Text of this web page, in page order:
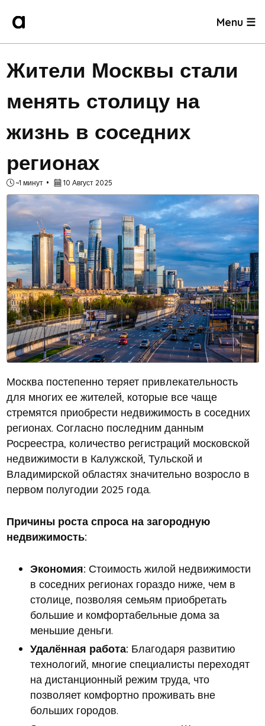
Menu ☰
Жители Москвы стали
менять столицу на
жизнь в соседних
регионах
~1 минут 10 Август 2025
Москва постепенно теряет привлекательность
для многих ее жителей, которые все чаще
стремятся приобрести недвижимость в соседних
регионах. Согласно последним данным
Росреестра, количество регистраций московской
недвижимости в Калужской, Тульской и
Владимирской областях значительно возросло в
первом полугодии 2025 года.
Причины роста спроса на загородную
недвижимость:
Экономия: Стоимость жилой недвижимости
в соседних регионах гораздо ниже, чем в
столице, позволяя семьям приобретать
большие и комфортабельные дома за
меньшие деньги.
Удалённая работа: Благодаря развитию
технологий, многие специалисты переходят
на дистанционный режим труда, что
позволяет комфортно проживать вне
больших городов.